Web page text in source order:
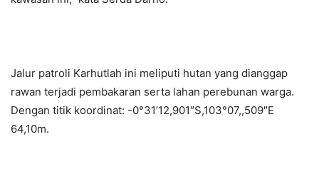
Jalur patroli Karhutlah ini meliputi hutan yang dianggap
rawan terjadi pembakaran serta lahan perebunan warga.
Dengan titik koordinat: -0°31’12,901″S,103°07,,509″E
64,10m.